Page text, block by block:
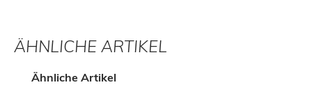
ÄHNLICHE ARTIKEL
Produktgalerie überspringen
Ähnliche Artikel